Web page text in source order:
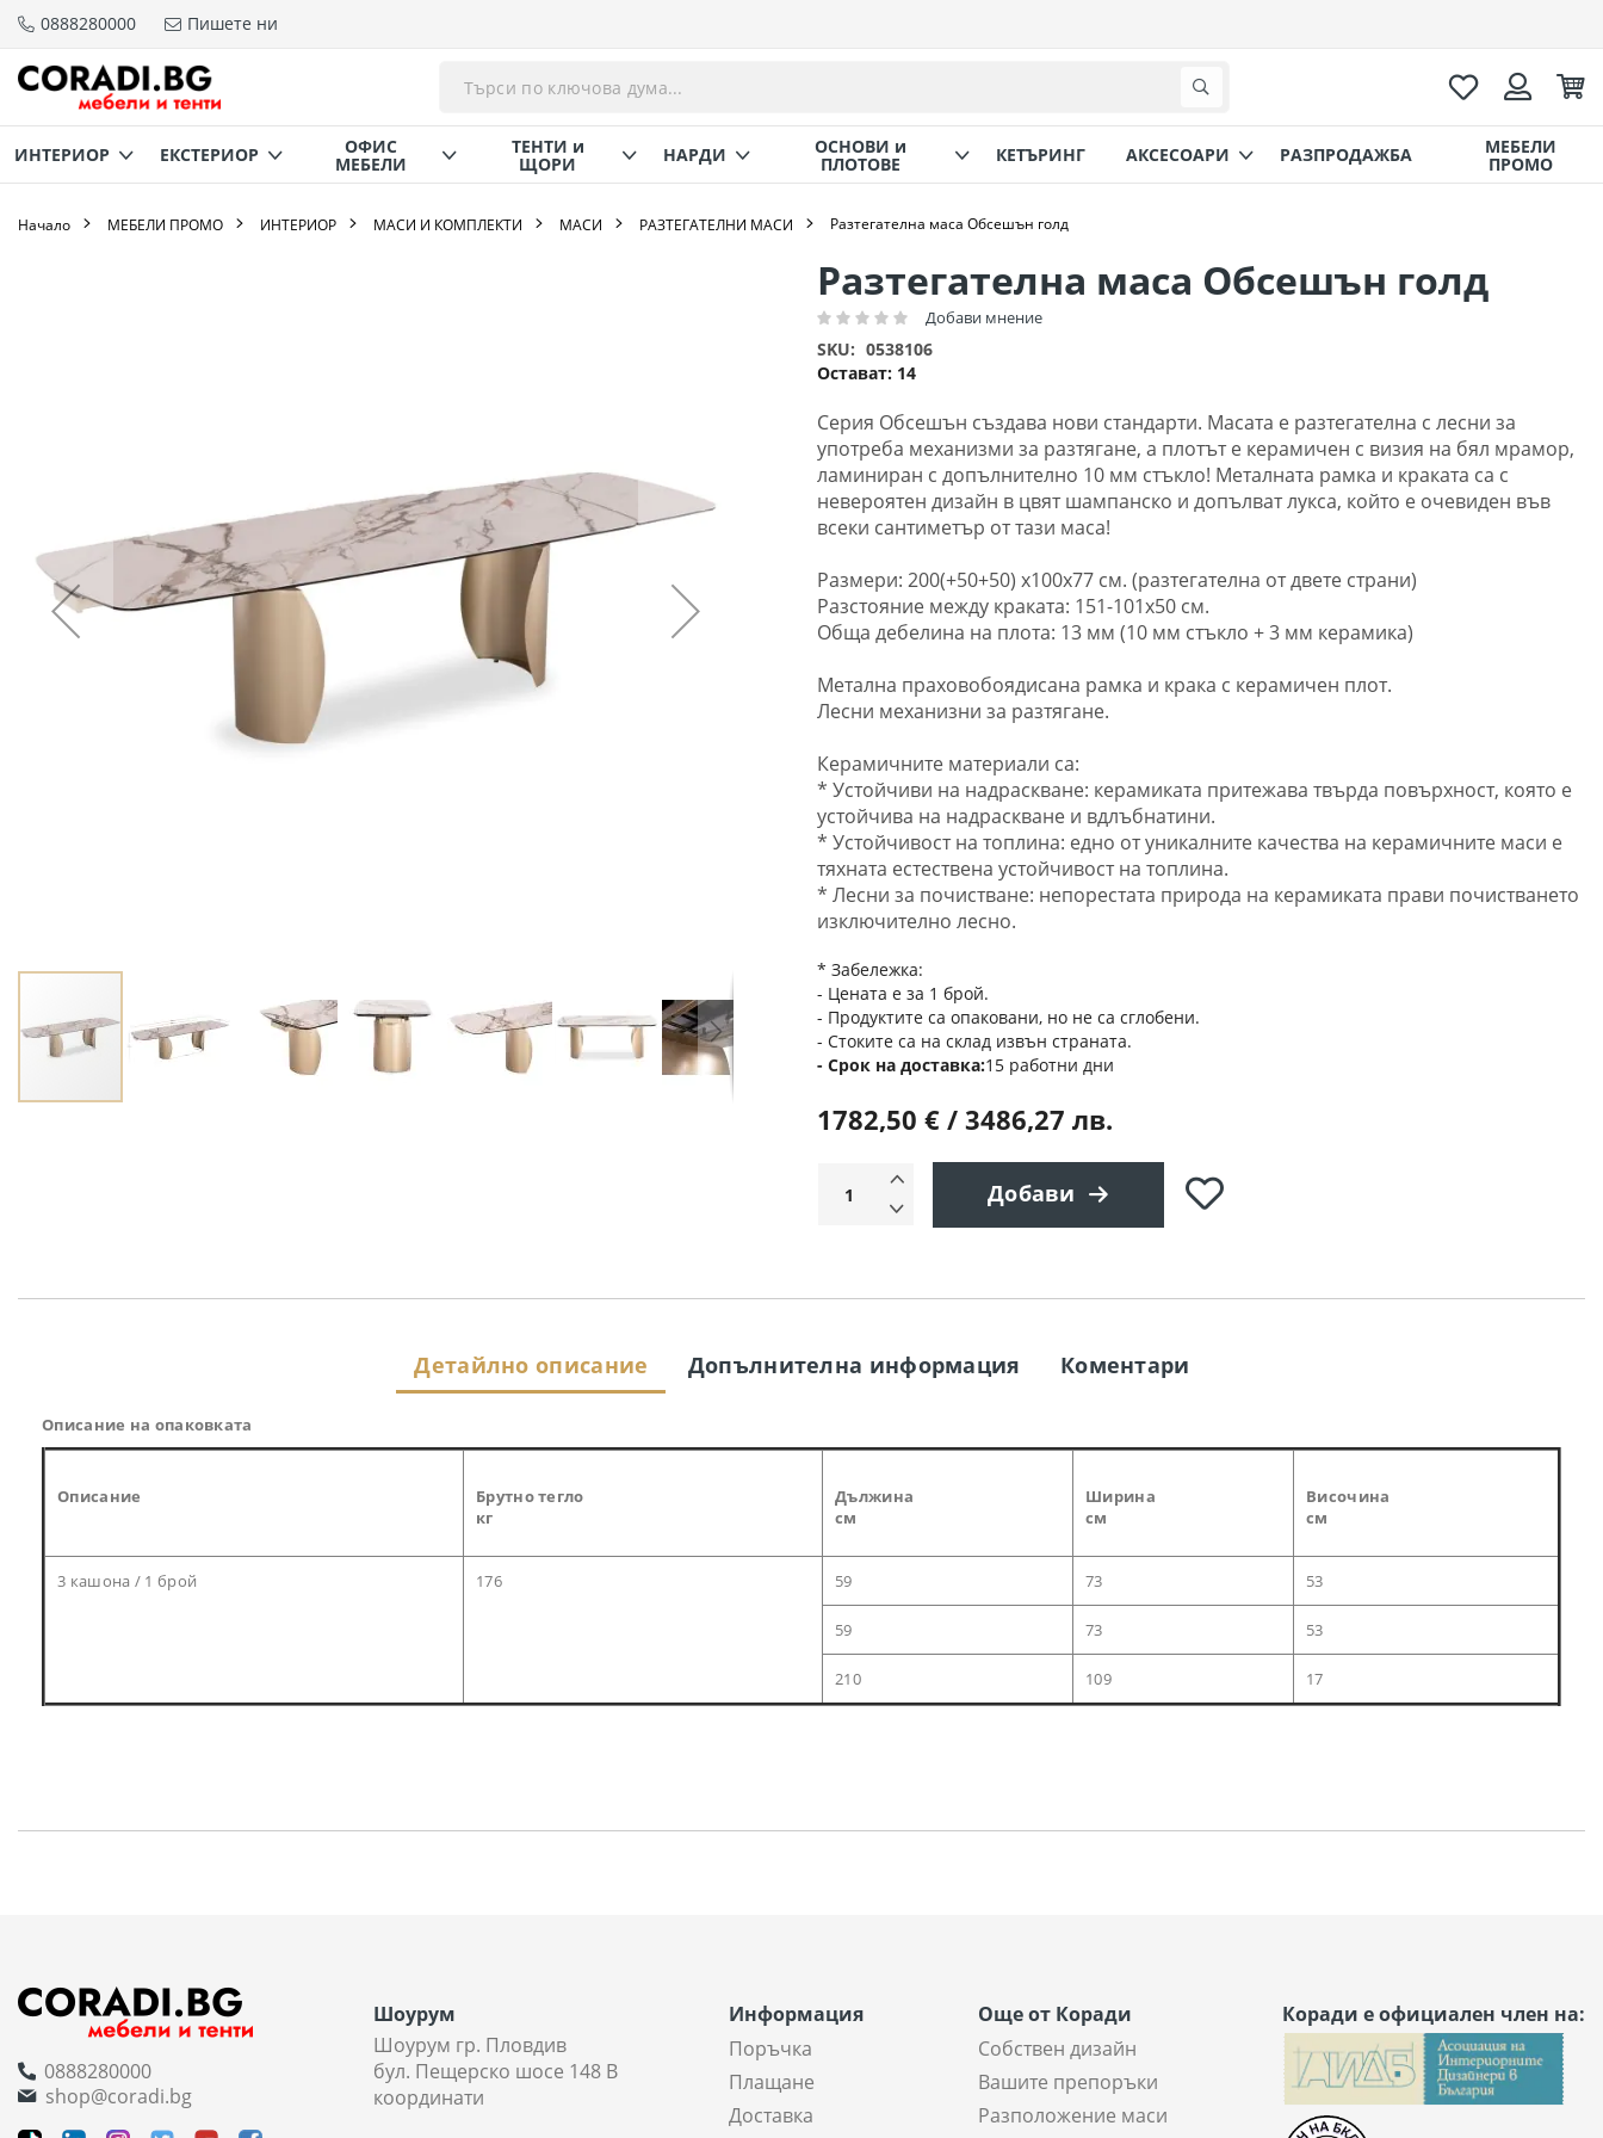
Прескачане
съдържанието
0888280000 Пишете ни
Любими
ИНТЕРИОР ЕКСТЕРИОР ОФИС
МЕБЕЛИ
ТЕНТИ и
ЩОРИ НАРДИ ОСНОВИ и
ПЛОТОВЕ КЕТЪРИНГ AКСЕСОАРИ РАЗПРОДАЖБА МЕБЕЛИ
ПРОМО
Начало МЕБЕЛИ ПРОМО ИНТЕРИОР МАСИ И КОМПЛЕКТИ МАСИ РАЗТЕГАТЕЛНИ МАСИ Разтегателна маса Обсешън голд
Разтегателна маса Обсешън голд
Рейтинг: Добави мнение
Остават: 14
SKU 0538106
Серия Обсешън създава нови стандарти. Масата е разтегателна с лесни за
употреба механизми за разтягане, а плотът е керамичен с визия на бял мрамор,
ламиниран с допълнително 10 мм стъкло! Металната рамка и краката са с
невероятен дизайн в цвят шампанско и допълват лукса, който е очевиден във
всеки сантиметър от тази маса!
Размери: 200(+50+50) x100x77 см. (разтегателна от двете страни)
Разстояние между краката: 151-101x50 см.
Обща дебелина на плота: 13 мм (10 мм стъкло + 3 мм керамика)
Метална праховобоядисана рамка и крака с керамичен плот.
Лесни механизни за разтягане.
Керамичните материали са:
* Устойчиви на надраскване: керамиката притежава твърда повърхност, която е
устойчива на надраскване и вдлъбнатини.
* Устойчивост на топлина: едно от уникалните качества на керамичните маси е
тяхната естествена устойчивост на топлина.
* Лесни за почистване: непорестата природа на керамиката прави почистването
изключително лесно.
* Забележка:
- Цената е за 1 брой.
- Продуктите са опаковани, но не са сглобени.
- Стоките са на склад извън страната.
Срок на доставка 15 работни дни
1782,50 € / 3486,27 лв.
Добави
Детайлно описание
Описание на опаковката
Описание
Брутно тегло
кг
Дължина
см
Ширина
см
Височина
см
3 кашона / 1 брой 176 59 73 53
59 73 53
210 109 17
Допълнителна информация Коментари
0888280000
shop@coradi.bg
Шоурум
Шоурум гр. Пловдив
бул. Пещерско шосе 148 В
координати
Информация
Поръчка
Плащане
Доставка
Още от Коради
Собствен дизайн
Вашите препоръки
Разположение маси
Коради е официален член на: